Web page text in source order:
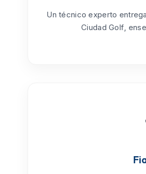
Un técnico experto
Ciudad Golf,